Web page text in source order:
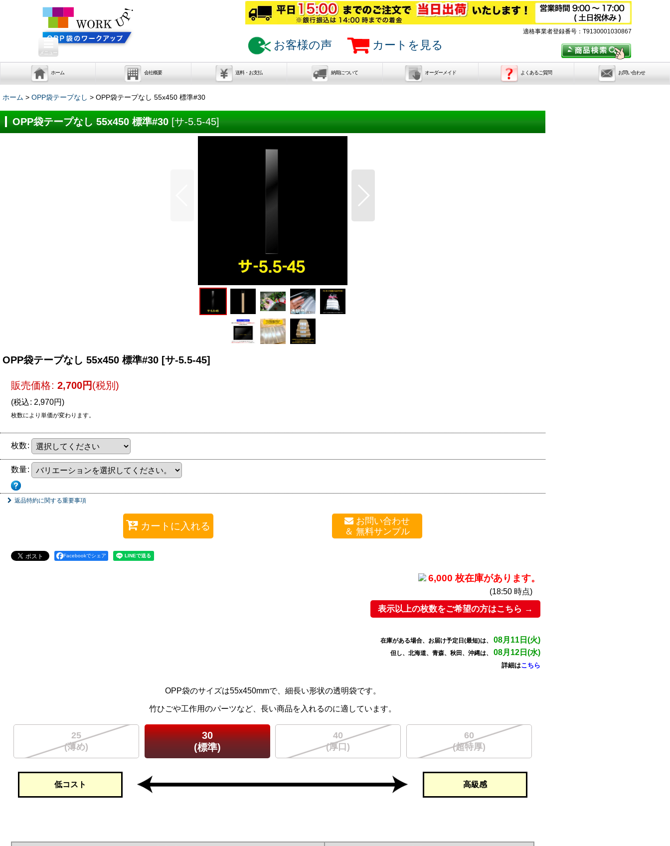
適格事業者登録番号：T9130001030867
お客様の声 カートを見る
メニュー
ホーム 会社概要 送料・お支払 納期について オーダーメイド よくあるご質問 お問い合わせ
ホーム > OPP袋テープなし > OPP袋テープなし 55x450 標準#30
OPP袋テープなし 55x450 標準#30 [サ-5.5-45]
OPP袋テープなし 55x450 標準#30 [サ-5.5-45]
販売価格: 2,700円(税別)
(税込: 2,970円)
枚数により単価が変わります。
枚数:
数量:
返品特約に関する重要事項
カートに入れる お問い合わせ
Facebookでシェア
6,000 枚在庫があります。
(18:50 時点)
表示以上の枚数をご希望の方はこちら →
在庫がある場合、お届け予定日(最短)は、 08月11日(火)
但し、北海道、青森、秋田、沖縄は、 08月12日(水)
詳細はこちら
OPP袋のサイズは55x450mmで、細長い形状の透明袋です。
竹ひごや工作用のパーツなど、長い商品を入れるのに適しています。
25
(薄め)
30
(標準)
40
(厚口)
60
(超特厚)
低コスト 高級感